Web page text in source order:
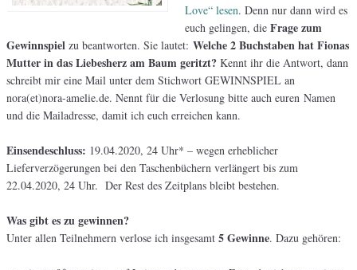
Love“ lesen. Denn nur dann wird es
euch gelingen, die Frage zum
Gewinnspiel zu beantworten. Sie lautet: Welche 2 Buchstaben hat Fionas
Mutter in das Liebesherz am Baum geritzt? Kennt ihr die Antwort, dann
schreibt mir eine Mail unter dem Stichwort GEWINNSPIEL an
nora(et)nora-amelie.de. Nennt für die Verlosung bitte auch euren Namen
und die Mailadresse, damit ich euch erreichen kann.
Einsendeschluss: 19.04.2020, 24 Uhr* – wegen erheblicher
Lieferverzögerungen bei den Taschenbüchern verlängert bis zum
22.04.2020, 24 Uhr. Der Rest des Zeitplans bleibt bestehen.
Was gibt es zu gewinnen?
Unter allen Teilnehmern verlose ich insgesamt 5 Gewinne. Dazu gehören: